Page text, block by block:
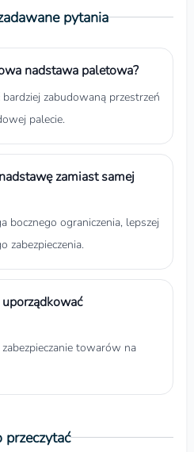
pytania
nadstawa paletowa?
zabudowaną przestrzeń
palecie.
zamiast samej
ograniczenia, lepszej
zabezpieczenia.
towarów na